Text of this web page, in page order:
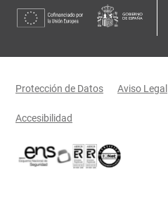
Menú legal
Protección de Datos Aviso Legal
Accesibilidad